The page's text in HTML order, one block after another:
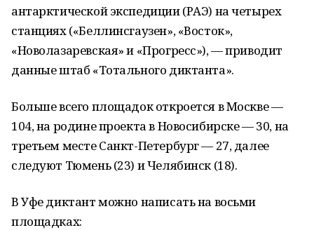
антарктической экспедиции (РАЭ) на четырех
станциях («Беллинсгаузен», «Восток»,
«Новолазаревская» и «Прогресс»), — приводит
данные штаб «Тотального диктанта».
Больше всего площадок откроется в Москве —
104, на родине проекта в Новосибирске — 30, на
третьем месте Санкт-Петербург — 27, далее
следуют Тюмень (23) и Челябинск (18).
В Уфе диктант можно написать на восьми
площадках: